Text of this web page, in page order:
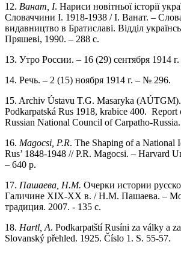
12. Ванат, І. Нариси новітньої історії
Словаччини I. 1918-1938 / I. Ванат. –
видавництво в Братиславі. Відділ
Пряшеві, 1990. – 288 с.
13. Утро России. – 16 (29) сентября 1914
14. Речь. – 2 (15) ноября 1914 г. – № 296.
15. Archiv Ústavu T.G. Masaryka
Podkarpatská Rus 1918, krabice 400. Report
Russian National Council of Carpatho-Russia.
16. Magocsi, P.R. The Shaping of а National
Rus’ 1848-1948 // P.R. Magocsi. – Harvard
– 640 p.
17. Пашаева, Н.М. Очерки истории
Галичине XIX-XX в. / Н.М. Пашаева. –
традиция. 2007. - 135 с.
18. Hartl, A. Podkarpatští Rusíni za války a
Slovanský přehled. 1925. Číslo 1. S. 55-57.